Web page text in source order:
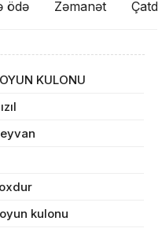
ödə Zəmanət
KULONU
kulonu